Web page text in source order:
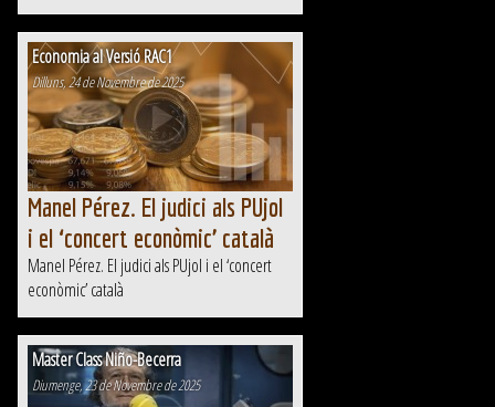
Economia al Versió RAC1
Dilluns, 24 de Novembre de 2025
Manel Pérez. El judici als PUjol
i el ‘concert econòmic’ català
Manel Pérez. El judici als PUjol i el ‘concert
econòmic’ català
Master Class Niño-Becerra
Diumenge, 23 de Novembre de 2025